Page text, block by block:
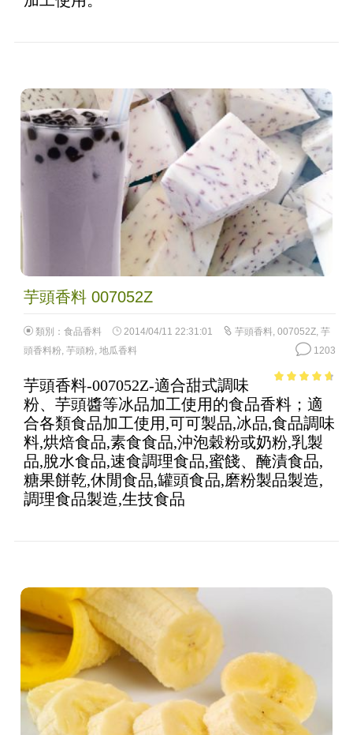
芋頭香料 007052Z
類別： 食品香料 2014/04/11 22:31:01 芋頭香料 007052Z, 芋
頭香料粉, 芋頭粉, 地瓜香料 1203
of 5
芋頭香料-007052Z-適合甜式調味
粉、芋頭醬等冰品加工使用的食品香料；適
合各類食品加工使用,可可製品,冰品,食品調味
料,烘焙食品,素食食品,沖泡穀粉或奶粉,乳製
品,脫水食品,速食調理食品,蜜餞、醃漬食品,
糖果餅乾,休閒食品,罐頭食品,磨粉製品製造,
調理食品製造,生技食品